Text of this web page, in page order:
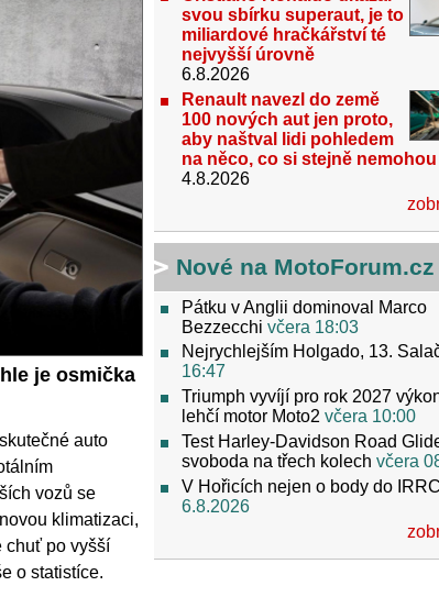
je osmička
auto
vozů se
klimatizaci,
chuť po vyšší
o statistíce.
svou sbírku superaut, je to
miliardové hračkářství té
nejvyšší úrovně
6.8.2026
Renault navezl do země
100 nových aut jen proto,
aby naštval lidi pohledem
na něco, co si stejně
4.8.2026
Nové na MotoForum.cz
Pátku v Anglii dominoval Marco
Bezzecchi včera 18:03
Nejrychlejším Holgado, 13.
16:47
Triumph vyvíjí pro rok 2027
lehčí motor Moto2 včera 10:00
Test Harley-Davidson Road
svoboda na třech kolech včera
V Hořicích nejen o body do IRRC
6.8.2026